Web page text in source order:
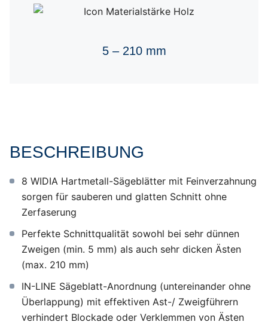
5 – 210 mm
BESCHREIBUNG
8 WIDIA Hartmetall-Sägeblätter mit Feinverzahnung
sorgen für sauberen und glatten Schnitt ohne
Zerfaserung
Perfekte Schnittqualität sowohl bei sehr dünnen
Zweigen (min. 5 mm) als auch sehr dicken Ästen
(max. 210 mm)
IN-LINE Sägeblatt-Anordnung (untereinander ohne
Überlappung) mit effektiven Ast-/ Zweigführern
verhindert Blockade oder Verklemmen von Ästen